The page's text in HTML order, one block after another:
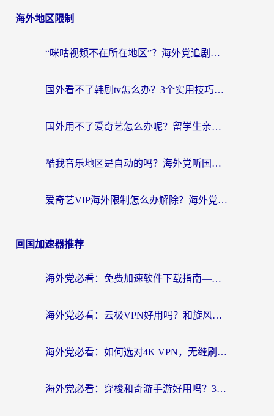
海外地区限制
“咪咕视频不在所在地区”？海外党追剧看片、炒股的救星来了！
国外看不了韩剧tv怎么办？3个实用技巧解决海外追剧难题（附书旗小说&社保查询攻略）
国外用不了爱奇艺怎么办呢？留学生亲测有效的回国加速方案
酷我音乐地区是自动的吗？海外党听国内音乐看视频的真实解决方案
爱奇艺VIP海外限制怎么办解除？海外党追剧看片的终极解决方案
回国加速器推荐
海外党必看：免费加速软件下载指南——无缝访问国内资源的正确打开方式
海外党必看：云极VPN好用吗？和旋风VPN对比哪个回国效果更好？附真实体验+选择攻略
海外党必看：如何选对4K VPN，无缝刷国内剧听网易云？
海外党必看：穿梭和奇游手游好用吗？3步选对回国加速器，流畅看CCTV5海外直播